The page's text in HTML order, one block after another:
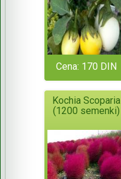
Cena: 170 DIN
Kochia Scoparia
(1200 semenki)